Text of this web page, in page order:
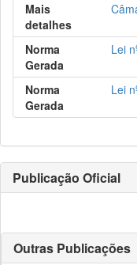
Mais
detalhes
Norma
Gerada
Lei
Norma
Gerada
Lei
Publicação Oficial
Outras Publicações